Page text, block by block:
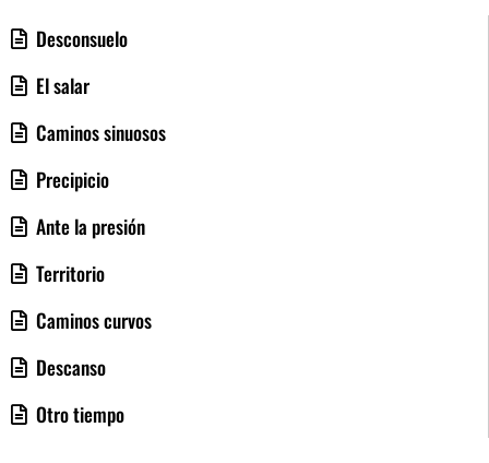
Desconsuelo
El salar
Caminos sinuosos
Precipicio
Ante la presión
Territorio
Caminos curvos
Descanso
Otro tiempo